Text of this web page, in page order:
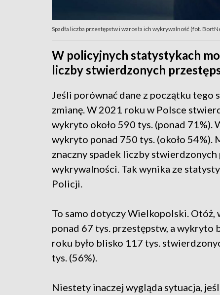
Spadła liczba przestępstw i wzrosła ich wykrywalność (fot.
W policyjnych statystykach
liczby stwierdzonych
Jeśli porównać dane z początku
zmianę. W 2021 roku w Polsce
wykryto około 590 tys. (ponad 71%).
wykryto ponad 750 tys. (około
znaczny spadek liczby
wykrywalności. Tak wynika ze
Policji.
To samo dotyczy Wielkopolski.
ponad 67 tys. przestępstw, a wykryto
roku było blisko 117 tys.
tys. (56%).
Niestety inaczej wygląda sytuacja,